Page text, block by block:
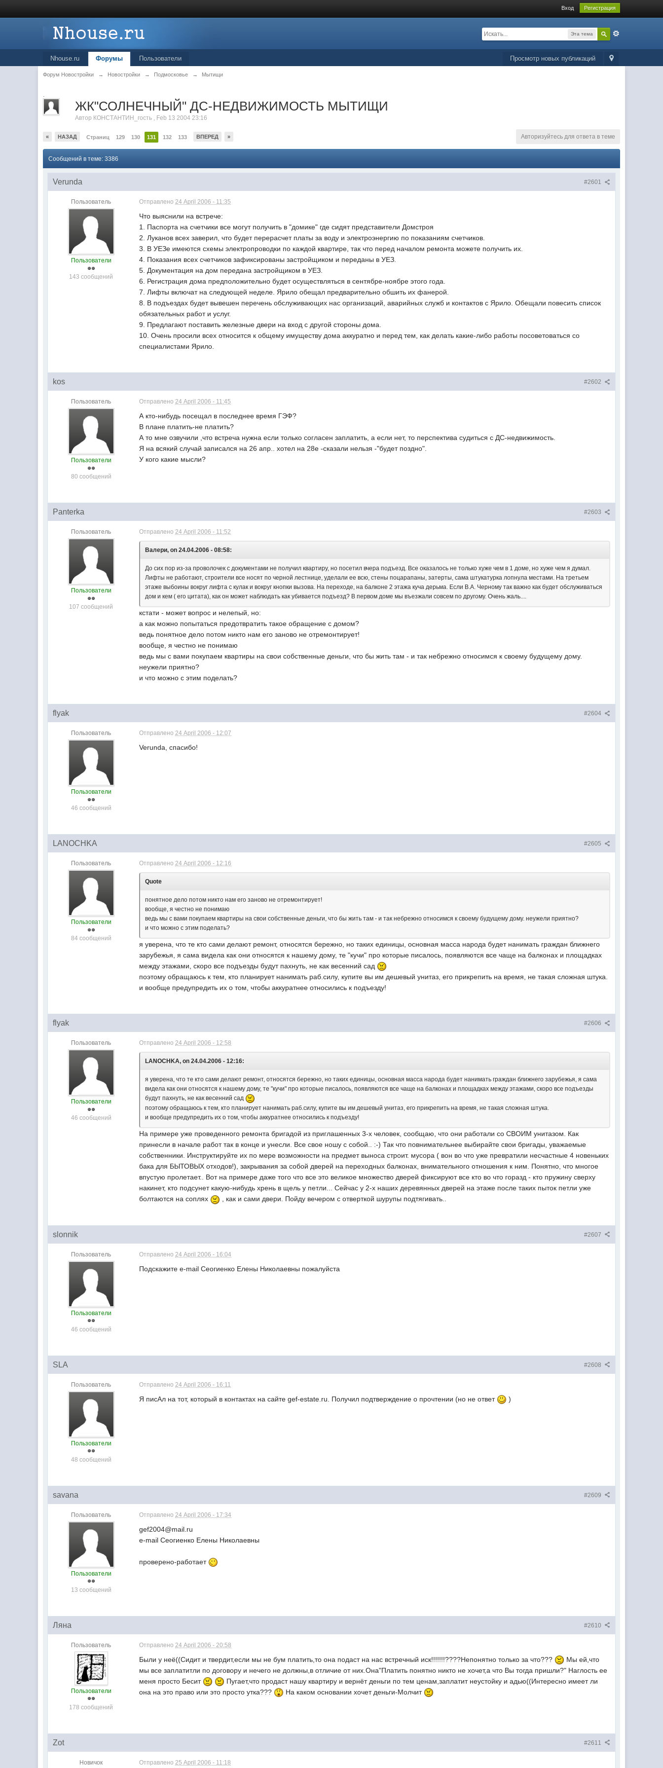
Вход Регистрация
Эта тема
Просмотр новых публикаций
Nhouse.ru Форумы Пользователи
Форум Новостройки → Новостройки → Подмосковье → Мытищи
.
ЖК"СОЛНЕЧНЫЙ" ДС-НЕДВИЖИМОСТЬ МЫТИЩИ
Автор КОНСТАНТИН_гость , Feb 13 2004 23:16
« НАЗАД Страниц 129 130 131 132 133 ВПЕРЕД » Авторизуйтесь для ответа в теме
Сообщений в теме: 3386
#2601
Verunda
Пользователь
Пользователи
143 сообщений
Отправлено24 April 2006 - 11:35
Что выяснили на встрече:
1. Паспорта на счетчики все могут получить в "домике" где сидят представители Домстроя
2. Луканов всех заверил, что будет перерасчет платы за воду и электроэнергию по показаниям счетчиков.
3. В УЕЗе имеются схемы электропроводки по каждой квартире, так что перед началом ремонта можете получить их.
4. Показания всех счетчиков зафиксированы застройщиком и переданы в УЕЗ.
5. Документация на дом передана застройщиком в УЕЗ.
6. Регистрация дома предположительно будет осуществляться в сентябре-ноябре этого года.
7. Лифты включат на следующей неделе. Ярило обещал предварительно обшить их фанерой.
8. В подъездах будет вывешен перечень обслуживающих нас организаций, аварийных служб и контактов с Ярило. Обещали повесить список
обязательных работ и услуг.
9. Предлагают поставить железные двери на вход с другой стороны дома.
10. Очень просили всех относится к общему имуществу дома аккуратно и перед тем, как делать какие-либо работы посоветоваться со
специалистами Ярило.
#2602
kos
Пользователь
Пользователи
80 сообщений
Отправлено24 April 2006 - 11:45
А кто-нибудь посещал в последнее время ГЭФ?
В плане платить-не платить?
А то мне озвучили ,что встреча нужна если только согласен заплатить, а если нет, то перспектива судиться с ДС-недвижимость.
Я на всякий случай записался на 26 апр.. хотел на 28е -сказали нельзя -"будет поздно".
У кого какие мысли?
#2603
Panterka
Пользователь
Пользователи
107 сообщений
Отправлено24 April 2006 - 11:52
Валери, on 24.04.2006 - 08:58:
До сих пор из-за проволочек с документами не получил квартиру, но посетил вчера подъезд. Все оказалось не только хуже чем в 1 доме, но хуже чем я думал.
Лифты не работают, строители все носят по черной лестнице, уделали ее всю, стены поцарапаны, затерты, сама штукатурка лопнула местами. На третьем
этаже выбоины вокруг лифта с кулак и вокруг кнопки вызова. На переходе, на балконе 2 этажа куча дерьма. Если В.А. Черному так важно как будет обслуживаться
дом и кем ( его цитата), как он может наблюдать как убивается подъезд? В первом доме мы въезжали совсем по другому. Очень жаль....
кстати - может вопрос и нелепый, но:
а как можно попытаться предотвратить такое обращение с домом?
ведь понятное дело потом никто нам его заново не отремонтирует!
вообще, я честно не понимаю
ведь мы с вами покупаем квартиры на свои собственные деньги, что бы жить там - и так небрежно относимся к своему будущему дому.
неужели приятно?
и что можно с этим поделать?
#2604
flyak
Пользователь
Пользователи
46 сообщений
Отправлено24 April 2006 - 12:07
Verunda, спасибо!
#2605
LANOCHKA
Пользователь
Пользователи
84 сообщений
Отправлено24 April 2006 - 12:16
Quote
понятное дело потом никто нам его заново не отремонтирует!
вообще, я честно не понимаю
ведь мы с вами покупаем квартиры на свои собственные деньги, что бы жить там - и так небрежно относимся к своему будущему дому. неужели приятно?
и что можно с этим поделать?
я уверена, что те кто сами делают ремонт, относятся бережно, но таких единицы, основная масса народа будет нанимать граждан ближнего
зарубежья, я сама видела как они относятся к нашему дому, те "кучи" про которые писалось, появляются все чаще на балконах и площадках
между этажами, скоро все подъезды будут пахнуть, не как весенний сад
поэтому обращаюсь к тем, кто планирует нанимать раб.силу, купите вы им дешевый унитаз, его прикрепить на время, не такая сложная штука.
и вообще предупредить их о том, чтобы аккуратнее относились к подъезду!
#2606
flyak
Пользователь
Пользователи
46 сообщений
Отправлено24 April 2006 - 12:58
LANOCHKA, on 24.04.2006 - 12:16:
я уверена, что те кто сами делают ремонт, относятся бережно, но таких единицы, основная масса народа будет нанимать граждан ближнего зарубежья, я сама
видела как они относятся к нашему дому, те "кучи" про которые писалось, появляются все чаще на балконах и площадках между этажами, скоро все подъезды
будут пахнуть, не как весенний сад
поэтому обращаюсь к тем, кто планирует нанимать раб.силу, купите вы им дешевый унитаз, его прикрепить на время, не такая сложная штука.
и вообще предупредить их о том, чтобы аккуратнее относились к подъезду!
На примере уже проведенного ремонта бригадой из приглашенных 3-х человек, сообщаю, что они работали со СВОИМ унитазом. Как
принесли в начале работ так в конце и унесли. Все свое ношу с собой.. :-) Так что повнимательнее выбирайте свои бригады, уважаемые
собственники. Инструктируйте их по мере возможности на предмет выноса строит. мусора ( вон во что уже превратили несчастные 4 новеньких
бака для БЫТОВЫХ отходов!), закрывания за собой дверей на переходных балконах, внимательного отношения к ним. Понятно, что многое
впустую пролетает.. Вот на примере даже того что все это великое множество дверей фиксируют все кто во что горазд - кто пружину сверху
накинет, кто подсунет какую-нибудь хрень в щель у петли... Сейчас у 2-х наших деревянных дверей на этаже после таких пыток петли уже
болтаются на соплях
, как и сами двери. Пойду вечером с отверткой шурупы подтягивать..
#2607
slonnik
Пользователь
Пользователи
46 сообщений
Отправлено 24 April 2006 - 16:04
Подскажите e-mail Сеогиенко Елены Николаевны пожалуйста
#2608
SLA
Пользователь
Пользователи
48 сообщений
Отправлено 24 April 2006 - 16:11
Я писАл на тот, который в контактах на сайте gef-estate.ru. Получил подтверждение о прочтении (но не ответ )
#2609
savana
Пользователь
Пользователи
13 сообщений
Отправлено 24 April 2006 - 17:34
gef2004@mail.ru
e-mail Сеогиенко Елены Николаевны
проверено-работает
#2610
Ляна
Пользователь
Пользователи
178 сообщений
Отправлено 24 April 2006 - 20:58
Были у неё((Сидит и твердит,если мы не бум платить,то она подаст на нас встречный иск!!!!!!!????Непонятно только за что???
Мы ей,что
мы все заплатитли по договору и нечего не должны,в отличие от них.Она"Платить понятно никто не хочет,а что Вы тогда пришли?" Наглость ее
меня просто Бесит
Пугает,что продаст нашу квартиру и вернёт деньги по тем ценам,заплатит неустойку и адью((Интересно имеет ли
она на это право или это просто утка???
На каком основании хочет деньги-Молчит
#2611
Zot
Новичок Отправлено 25 April 2006 - 11:18